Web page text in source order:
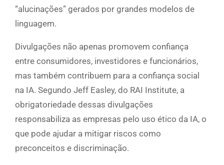
“alucinações” gerados por grandes modelos de
linguagem.
Divulgações não apenas promovem confiança
entre consumidores, investidores e funcionários,
mas também contribuem para a confiança social
na IA. Segundo Jeff Easley, do RAI Institute, a
obrigatoriedade dessas divulgações
responsabiliza as empresas pelo uso ético da IA, o
que pode ajudar a mitigar riscos como
preconceitos e discriminação.